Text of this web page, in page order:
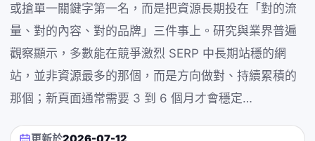
或搶單一關鍵字第一名，而是把資源長期投在「對的流
量、對的內容、對的品牌」三件事上。研究與業界普遍
觀察顯示，多數能在競爭激烈 SERP 中長期站穩的網
站，並非資源最多的那個，而是方向做對、持續累積的
那個；新頁面通常需要 3 到 6 個月才會穩定…